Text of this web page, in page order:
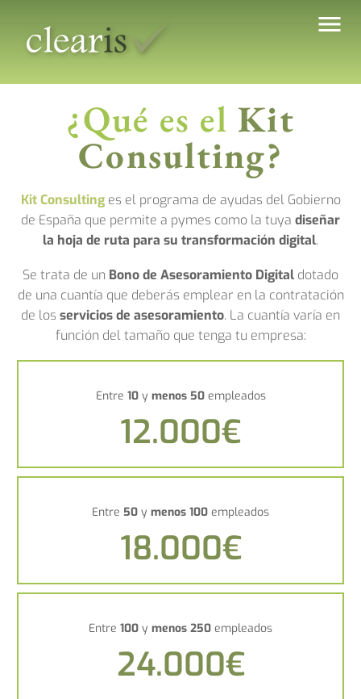
¿Qué es el Kit
Consulting?
Kit Consultinges el programa de ayudas del Gobierno
de España que permite a pymes como la tuya diseñar
la hoja de ruta para su transformación digital.
Se trata de un Bono de Asesoramiento Digital dotado
de una cuantía que deberás emplear en la contratación
de los servicios de asesoramiento. La cuantía varía en
función del tamaño que tenga tu empresa:
Entre 10y menos 50empleados
12.000€
Entre 50 y menos 100 empleados
18.000€
Entre 100 y menos 250 empleados
24.000€